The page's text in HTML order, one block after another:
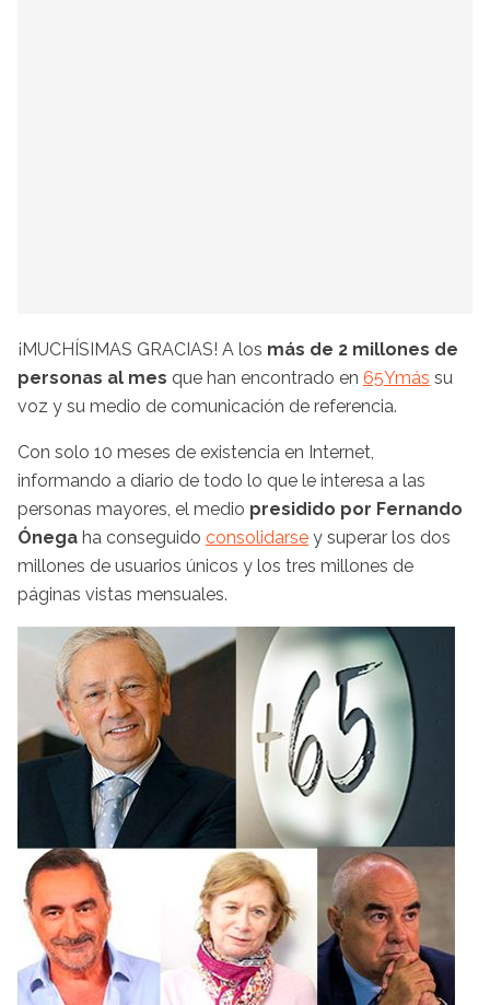
¡MUCHÍSIMAS GRACIAS! A los más de 2 millones de
personas al mes que han encontrado en 65Ymás su
voz y su medio de comunicación de referencia.
Con solo 10 meses de existencia en Internet,
informando a diario de todo lo que le interesa a las
personas mayores, el medio presidido por Fernando
Ónega ha conseguido consolidarse y superar los dos
millones de usuarios únicos y los tres millones de
páginas vistas mensuales.